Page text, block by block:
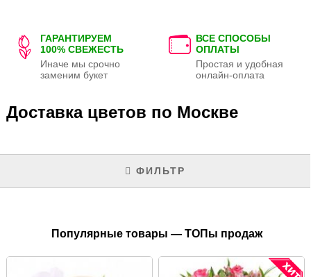
ГАРАНТИРУЕМ
100% СВЕЖЕСТЬ
Иначе мы срочно
заменим букет
ВСЕ СПОСОБЫ
ОПЛАТЫ
Простая и удобная
онлайн-оплата
Доставка цветов по Москве
ФИЛЬТР
Популярные товары — ТОПы продаж